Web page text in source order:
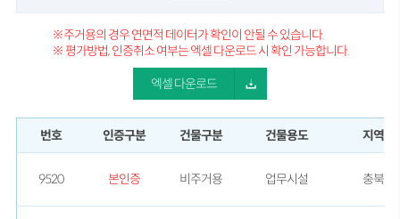
※주거용의 경우 연면적 데이터가 확인이 안될 수 있습니다.
※ 평가방법, 인증취소 여부는 엑셀 다운로드 시 확인 가능합니다.
엑셀 다운로드
번호 인증구분 건물구분 건물용도 지역
9520 본인증 비주거용 업무시설 충북